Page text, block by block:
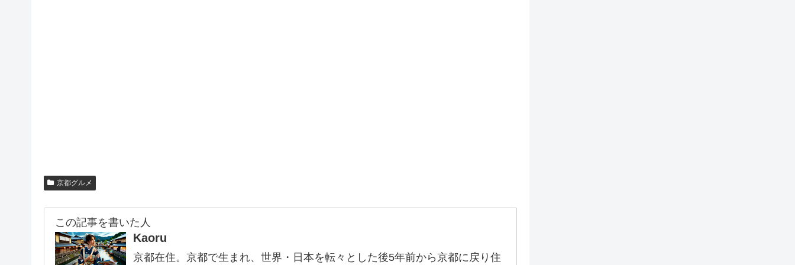
京都グルメ
この記事を書いた人
Kaoru
京都在住。京都で生まれ、世界・日本を転々とした後5年前から京都に戻り住